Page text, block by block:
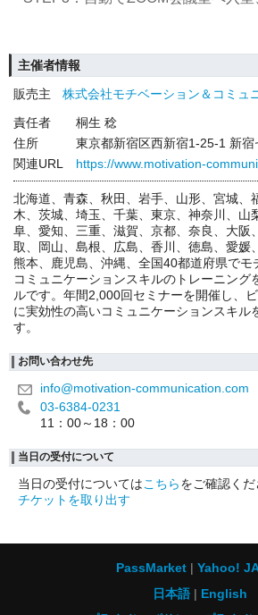
主催者情報
販売主
株式会社モチベーション＆コミュ
責任者
桐生 稔
住所
東京都新宿区西新宿1-25-1 新
関連URL
https://www.motivation-
北海道、青森、秋田、岩手、山形、宮城、
木、茨城、埼玉、千葉、東京、神奈川、山
阜、愛知、三重、滋賀、京都、奈良、大阪
取、岡山、島根、広島、香川、徳島、愛媛
熊本、鹿児島、沖縄、全国40都道府県でモ
コミュニケーションスキルのトレーニング
ルです。年間2,000回セミナーを開催し、
に実効性の高いコミュニケーションスキル
す。
お問い合わせ先
info@motivation-communication.com
03-6384-0231
11：00～18：00
当日の受付について
当日の受付についてはこちらをご確認くだ
チケットを取り出す
PassMarket
Yahoo!
日本語
English